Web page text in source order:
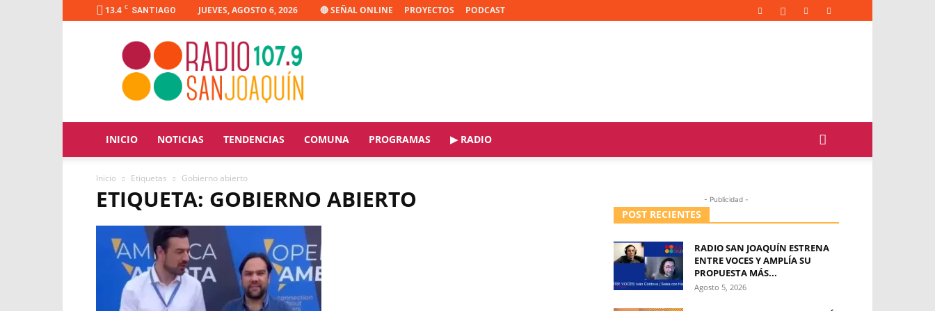
13.4 C SANTIAGO JUEVES, AGOSTO 6, 2026 🔴 SEÑAL ONLINE PROYECTOS PODCAST
Radio
Joaquín
INICIO NOTICIAS TENDENCIAS COMUNA PROGRAMAS ▶ RADIO
Inicio Etiquetas Gobierno abierto
ETIQUETA: GOBIERNO ABIERTO - Publicidad -
POST RECIENTES
RADIO SAN JOAQUÍN ESTRENA
ENTRE VOCES Y AMPLÍA SU
PROPUESTA MÁS...
Agosto 5, 2026